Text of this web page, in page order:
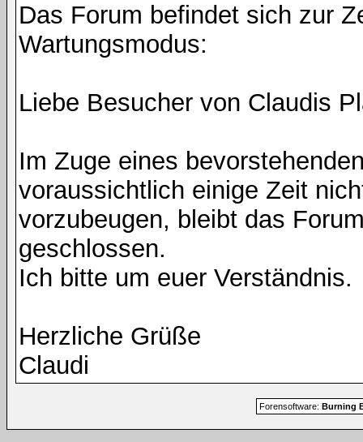
Das Forum befindet sich zur
Wartungsmodus:
Liebe Besucher von Claudis
Im Zuge eines
voraussichtlich einige Zeit
vorzubeugen, bleibt das
geschlossen.
Ich bitte um euer Verständnis.
Herzliche Grüße
Claudi
Forensoftware: Burning